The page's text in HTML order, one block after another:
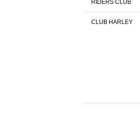
RIDERS CLUB
CLUB HARLEY